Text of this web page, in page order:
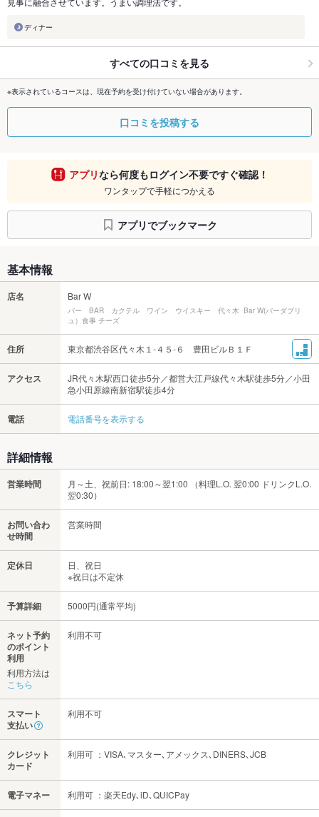
ディナー
すべての口コミを見る
※表示されているコースは、現在予約を受け付けていない場合があります。
口コミを投稿する
アプリなら何度もログイン不要ですぐ確認！
ワンタップで手軽につかえる
アプリでブックマーク
基本情報
店名 Bar W
バー BAR カクテル ワイン ウイスキー 代々木 Bar W(バーダブリ
ュ）食事 チーズ
住所 東京都渋谷区代々木１‐４５‐６ 豊田ビルＢ１Ｆ
アクセス
JR代々木駅西口徒歩5分／都営大江戸線代々木駅徒歩5分／小田
急小田原線南新宿駅徒歩4分
電話 電話番号を表示する
詳細情報
営業時間
月～土、祝前日: 18:00～翌1:00 （料理L.O. 翌0:00 ドリンクL.O.
翌0:30）
お問い合わ
せ時間
営業時間
定休日
日、祝日
※祝日は不定休
予算詳細 5000円(通常平均)
ネット予約
のポイント
利用
利用方法は
こちら
利用不可
スマート
支払い
利用不可
クレジット
カード
利用可 ：VISA､マスター､アメックス､DINERS､JCB
電子マネー 利用可 ：楽天Edy､iD､QUICPay